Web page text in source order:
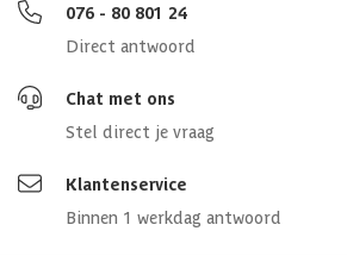
076 - 80 801 24
Direct antwoord
Chat met ons
Stel direct je vraag
Klantenservice
Binnen 1 werkdag antwoord